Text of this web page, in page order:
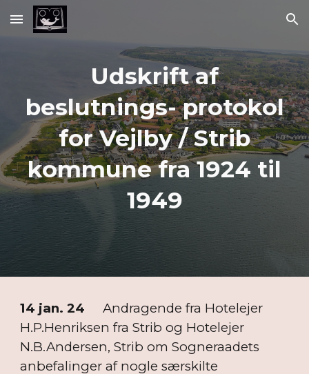
Skip to main content Skip to navigation
Udskrift af
beslutnings- protokol
for Vejlby / Strib
kommune fra 1924 til
1949
14 jan. 24
Andragende fra Hotelejer
H.P.Henriksen fra Strib og Hotelejer
N.B.Andersen, Strib om Sogneraadets
anbefalinger af nogle særskilte